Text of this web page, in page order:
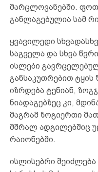
მარცლოვანებში.
განლაგებულია სამ
ყვავილედი
საგველა და სხვა
ისლები
განსაკუთრებით ტყის
იზრდება ტენიან,
ნიადაგებზეც კი,
მაგრამ ზოგიერთი
მშრალ ადგილებშიც
რაიონებში.
ისლისებრი შეიძლება